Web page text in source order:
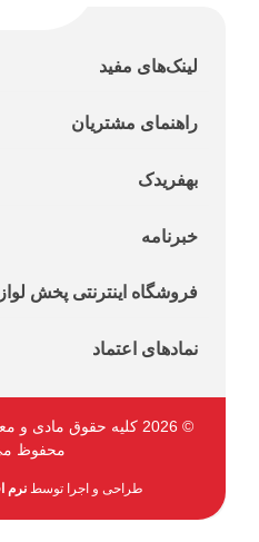
لینک‌های مفید
راهنمای مشتریان
بهفریدک
خبرنامه
فروشگاه اینترنتی پخش
نمادهای اعتماد
طراحی و اجرا توسطنرم
© 2026 کلیه حقوق مادی
محفوظ